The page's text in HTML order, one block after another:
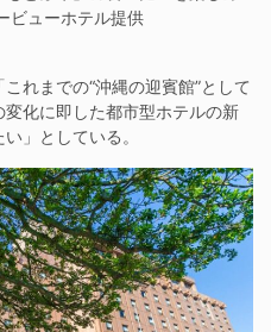
ビューホテル提供
れまでの“沖縄の迎賓館”として
化に即した都市型ホテルの新
」としている。